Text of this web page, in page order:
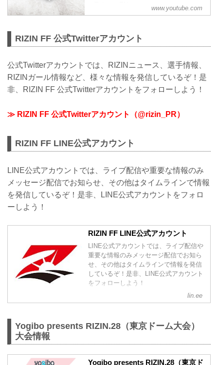
https://twitter.com/rizin_English
・Facebook： http...
www.youtube.com
RIZIN FF 公式Twitterアカウント
公式Twitterアカウントでは、RIZINニュース、選手情報、
RIZINガール情報など、様々な情報を発信しているぞ！是
非、RIZIN FF 公式Twitterアカウントをフォローしよう！
≫ RIZIN FF 公式Twitterアカウント（@rizin_PR）
RIZIN FF LINE公式アカウント
LINE公式アカウントでは、ライブ配信や重要な情報のみ
メッセージ配信でお知らせ、その他はタイムラインで情報
を発信しているぞ！是非、LINE公式アカウントをフォロ
ーしよう！
RIZIN FF LINE公式アカウント
LINE公式アカウントでは、ライブ配信や
重要な情報のみメッセージ配信でお知ら
せ、その他はタイムラインで情報を発信
しているぞ！是非、LINE公式アカウント
をフォローしよう！
lin.ee
Yogibo presents RIZIN.28（東京ドーム大会）
大会情報
Yogibo presents RIZIN.28（東京ド